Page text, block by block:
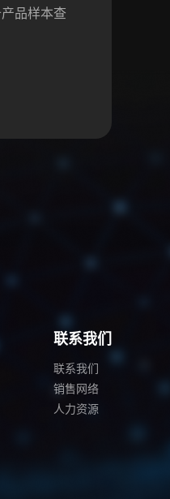
品样本查
联系我们
联系我们
销售网络
人力资源